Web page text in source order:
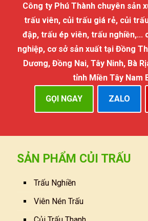
Công ty Phú Thành chuyên sản
trấu viên, củi trấu giá rẻ, củi
đập, trấu ép viên, trấu nghiền,...
nghiệp, cơ sở sản xuất tại Đồng
Dương, Đồng Nai, Tây Ninh, Bà
tỉnh Miền Tây Nam
GỌI NGAY ZALO
SẢN PHẨM CỦI TRẤU
Trấu Nghiền
Viên Nén Trấu